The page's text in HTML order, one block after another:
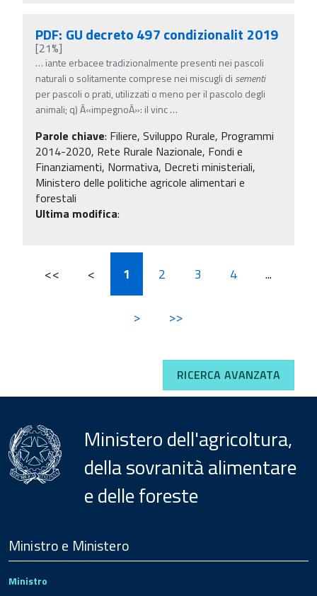
PDF: GU decreto 497 condizionalit 2019
[21%]
… iante erbacee tradizionalmente presenti nei pascoli
naturali o solitamente comprese nei miscugli di sementi
per pascoli o prati, utilizzati o meno per il pascolo degli
animali; q) Â«impegnoÂ»: il vinc…
Parole chiave: Filiere, Sviluppo Rurale, Programmi
2014-2020, Rete Rurale Nazionale, Fondi e
Finanziamenti, Normativa, Decreti ministeriali,
Ministero delle politiche agricole alimentari e
forestali
Ultima modifica:
<< < 1 2 3 4 ...
> >>
RICERCA AVANZATA
Ministero dell'agricoltura,
della sovranità alimentare
e delle foreste
Footer
Ministro e Ministero
Ministro